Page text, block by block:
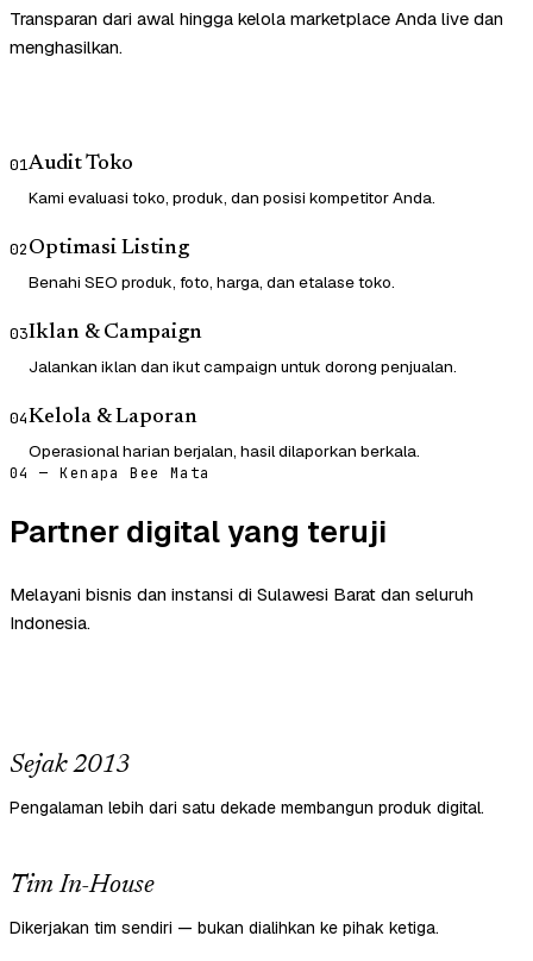
Transparan dari awal hingga kelola marketplace Anda live dan
menghasilkan.
01Audit Toko
Kami evaluasi toko, produk, dan posisi kompetitor Anda.
02Optimasi Listing
Benahi SEO produk, foto, harga, dan etalase toko.
03Iklan & Campaign
Jalankan iklan dan ikut campaign untuk dorong penjualan.
04Kelola & Laporan
Operasional harian berjalan, hasil dilaporkan berkala.
04 — Kenapa Bee Mata
Partner digital yang teruji
Melayani bisnis dan instansi di Sulawesi Barat dan seluruh
Indonesia.
Sejak 2013
Pengalaman lebih dari satu dekade membangun produk digital.
Tim In-House
Dikerjakan tim sendiri — bukan dialihkan ke pihak ketiga.